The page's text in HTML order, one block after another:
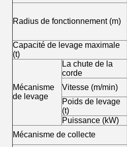
Radius de fonctionnement (m)
Capacité de levage maximale
(t)
Mécanisme
de levage
La chute de la
corde
Vitesse (m/min)
Poids de levage
(t)
Puissance (kW)
Mécanisme de collecte